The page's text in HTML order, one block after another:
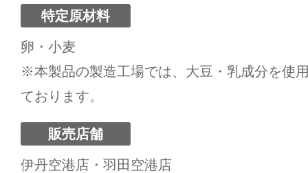
特定原材料
卵・小麦
※本製品の製造工場では、大豆・乳成分を使
ております。
販売店舗
伊丹空港店・羽田空港店